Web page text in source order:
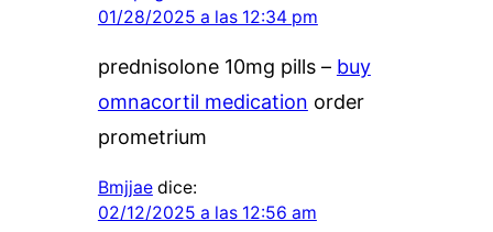
01/28/2025 a las 12:34 pm
prednisolone 10mg pills – buy
omnacortil medication order
prometrium
Bmjjae dice:
02/12/2025 a las 12:56 am